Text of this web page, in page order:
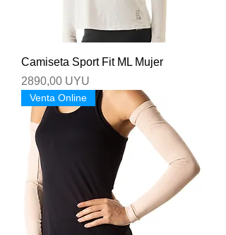
Camiseta Sport Fit ML Mujer
Precio
2890,00 UYU
Venta Online